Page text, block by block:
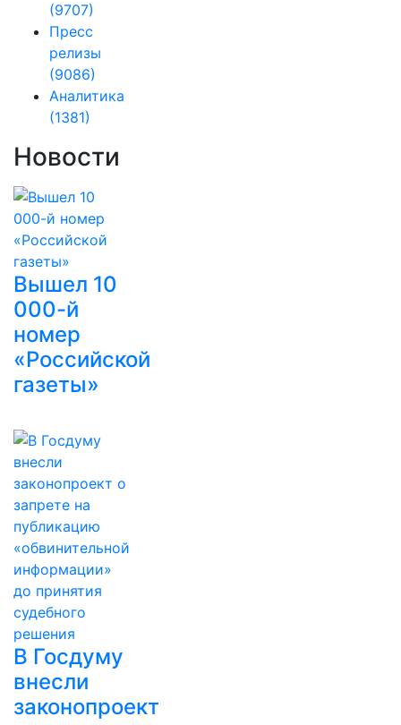
(9707)
Пресс
релизы
(9086)
Аналитика
(1381)
Новости
Вышел 10
000-й
номер
«Российской
газеты»
В Госдуму
внесли
законопроект